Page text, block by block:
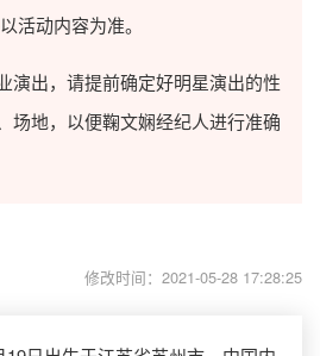
活动内容为准。
出，请提前确定好明星演出的性
场地，以便鞠文娴经纪人进行准确
修改时间：2021-05-28 17:28:25